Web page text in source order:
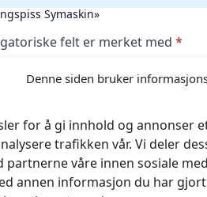
Denne siden bruker
for å gi innhold og annonser
trafikken vår. Vi deler
våre innen sosiale
annen informasjon du har
Symaskin»
felt er merket med *